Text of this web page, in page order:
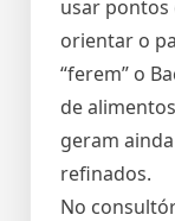
usar pontos
orientar o
“ferem” o
de
geram
refinados.
No